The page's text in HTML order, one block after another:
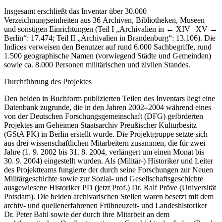
Insgesamt erschließt das Inventar über 30.000
Verzeichnungseinheiten aus 36 Archiven, Bibliotheken, Museen
und sonstigen Einrichtungen (Teil I „Archivalien in ← XIV | XV →
Berlin“: 17.474; Teil II „Archivalien in Brandenburg“: 13.106). Die
Indices verweisen den Benutzer auf rund 6.000 Sachbegriffe, rund
1.500 geographische Namen (vorwiegend Städte und Gemeinden)
sowie ca. 8.000 Personen militärischen und zivilen Standes.
Durchführung des Projektes
Den beiden in Buchform publizierten Teilen des Inventars liegt eine
Datenbank zugrunde, die in den Jahren 2002–2004 während eines
von der Deutschen Forschungsgemeinschaft (DFG) geförderten
Projektes am Geheimen Staatsarchiv Preußischer Kulturbesitz
(GStA PK) in Berlin erstellt wurde. Die Projektgruppe setzte sich
aus drei wissenschaftlichen Mitarbeitern zusammen, die für zwei
Jahre (1. 9. 2002 bis 31. 8. 2004, verlängert um einen Monat bis
30. 9. 2004) eingestellt wurden. Als (Militär-) Historiker und Leiter
des Projektteams fungierte der durch seine Forschungen zur Neuen
Militärgeschichte sowie zur Sozial- und Gesellschaftsgeschichte
ausgewiesene Historiker PD (jetzt Prof.) Dr. Ralf Pröve (Universität
Potsdam). Die beiden archivarischen Stellen waren besetzt mit dem
archiv- und quellenerfahrenen Frühneuzeit- und Landeshistoriker
Dr. Peter Bahl sowie der durch ihre Mitarbeit an dem